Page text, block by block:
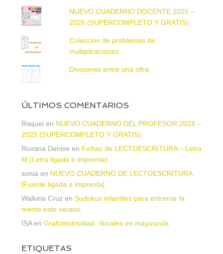
NUEVO CUADERNO DOCENTE 2025 –
2026 (SUPERCOMPLETO Y GRATIS)
Colección de problemas de
multiplicaciones
Divisiones entre una cifra
ÚLTIMOS COMENTARIOS
Raquel en NUEVO CUADERNO DEL PROFESOR 2024 –
2025 (SUPERCOMPLETO Y GRATIS)
Roxana Denise en Fichas de LECTOESCRITURA – Letra
M (Letra ligada e imprenta)
sonia en NUEVO CUADERNO DE LECTOESCRITURA
[Fuente ligada e imprenta]
Walkiria Cruz en Sudokus infantiles para entrenar la
mente este verano
ISAen Grafomotricidad. Vocales en mayúscula
ETIQUETAS